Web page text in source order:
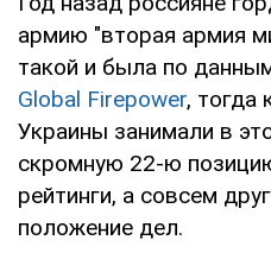
армию "вторая армия
такой и была по
Global Firepower, тогда
Украины занимали в
скромную 22-ю
рейтинги, а совсем
положение дел.